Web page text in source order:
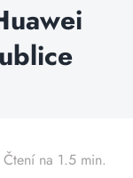
Blog
Čtení na 1.5 min.